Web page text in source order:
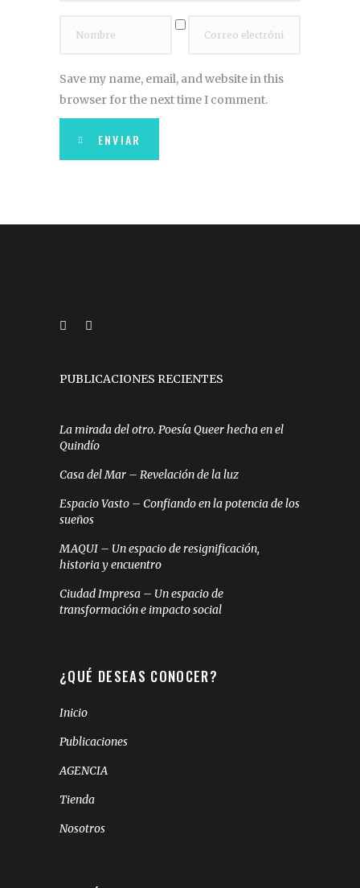
Save my name, email, and website in this
browser for the next time I comment.
ENVIAR
PUBLICACIONES RECIENTES
La mirada del otro. Poesía Queer hecha en el
Quindío
Casa del Mar – Revelación de la luz
Espacio Vasto – Confiando en la potencia de los
sueños
MAQUI – Un espacio de resignificación,
historia y encuentro
Ciudad Impresa – Un espacio de
transformación e impacto social
¿QUÉ DESEAS CONOCER?
Inicio
Publicaciones
AGENCIA
Tienda
Nosotros